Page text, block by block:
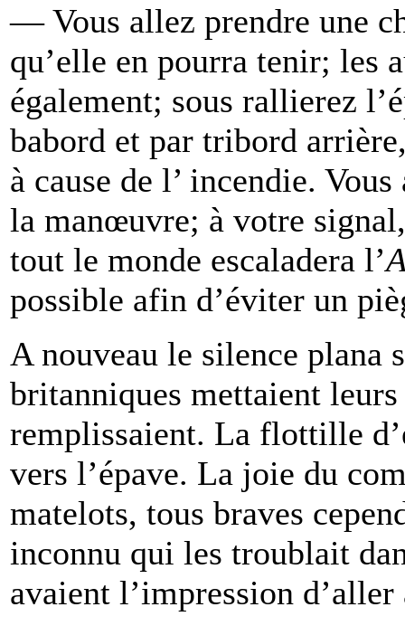
— Vous allez prendre une
qu’elle en pourra tenir; les
également; sous rallierez
babord et par tribord
à cause de l’ incendie.
la manœuvre; à votre
tout le monde escaladera l’
possible afin d’éviter un
A nouveau le silence plana
britanniques mettaient
remplissaient. La flottille
vers l’épave. La joie du
matelots, tous braves
inconnu qui les troublait
avaient l’impression